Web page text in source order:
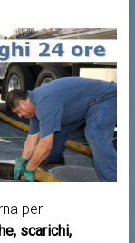
per
scarichi,